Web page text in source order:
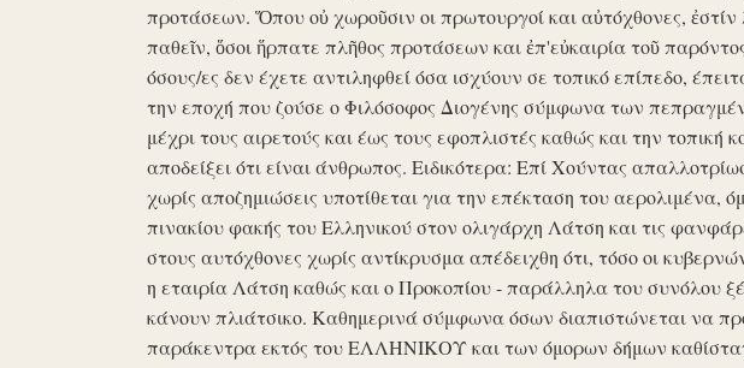
προτάσεων. Ὅπου οὐ χωροῦσιν οι πρωτουργοί και αὐτόχθονες,
παθεῖν, ὅσοι ἥρπατε πλῆθος προτάσεων και ἐπ'εὐκαιρία τοῦ
όσους/ες δεν έχετε αντιληφθεί όσα ισχύουν σε τοπικό επίπεδο,
την εποχή που ζούσε ο Φιλόσοφος Διογένης σύμφωνα των
μέχρι τους αιρετούς και έως τους εφοπλιστές καθώς και την τοπική
αποδείξει ότι είναι άνθρωπος. Ειδικότερα: Επί Χούντας
χωρίς αποζημιώσεις υποτίθεται για την επέκταση του αερολιμένα,
πινακίου φακής του Ελληνικού στον ολιγάρχη Λάτση και τις
στους αυτόχθονες χωρίς αντίκρυσμα απέδειχθη ότι, τόσο οι
η εταιρία Λάτση καθώς και ο Προκοπίου - παράλληλα του συνόλου
κάνουν πλιάτσικο. Καθημερινά σύμφωνα όσων διαπιστώνεται να
παράκεντρα εκτός του ΕΛΛΗΝΙΚΟΥ και των όμορων δήμων